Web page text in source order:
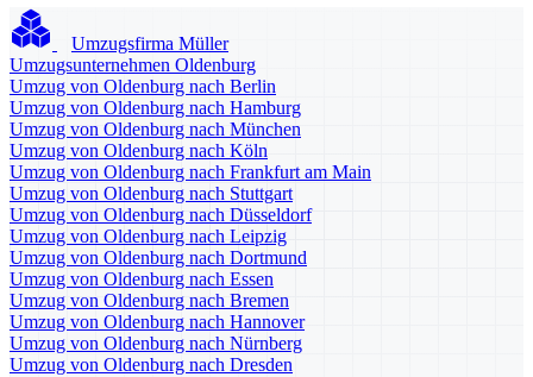
Umzugsfirma Müller
Umzugsunternehmen Oldenburg
Umzug von Oldenburg nach Berlin
Umzug von Oldenburg nach Hamburg
Umzug von Oldenburg nach München
Umzug von Oldenburg nach Köln
Umzug von Oldenburg nach Frankfurt am Main
Umzug von Oldenburg nach Stuttgart
Umzug von Oldenburg nach Düsseldorf
Umzug von Oldenburg nach Leipzig
Umzug von Oldenburg nach Dortmund
Umzug von Oldenburg nach Essen
Umzug von Oldenburg nach Bremen
Umzug von Oldenburg nach Hannover
Umzug von Oldenburg nach Nürnberg
Umzug von Oldenburg nach Dresden